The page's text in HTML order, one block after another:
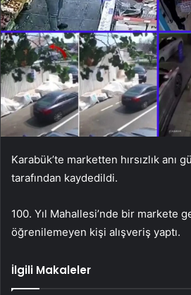
Karabük’te marketten hırsızlık anı
tarafından kaydedildi.
100. Yıl Mahallesi’nde bir markete
öğrenilemeyen kişi alışveriş yaptı.
İlgili Makaleler